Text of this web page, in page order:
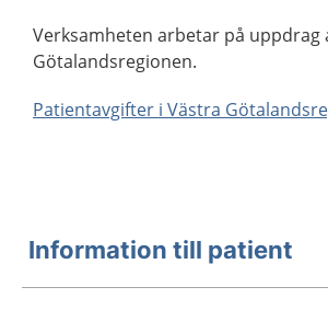
Verksamheten arbetar på uppdrag
Götalandsregionen.
Patientavgifter i Västra
Information till patient